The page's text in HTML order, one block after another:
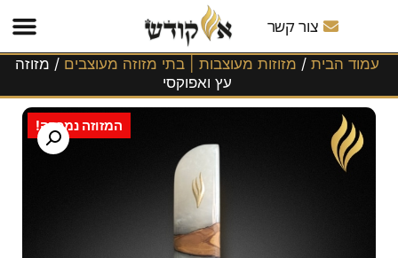
צור קשר
עמוד הבית / מזוזות מעוצבות | בתי מזוזה מעוצבים / מזוזה
עץ ואפוקסי
המזוזה נמכרה!